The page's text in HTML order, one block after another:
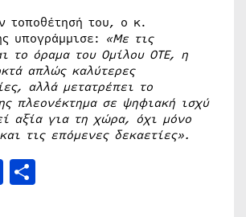
τοποθέτησή του, ο κ.
υπογράμμισε: «Με τις
το όραμα του Ομίλου ΟΤΕ, η
απλώς καλύτερες
αλλά μετατρέπει το
πλεονέκτημα σε ψηφιακή ισχύ
αξία για τη χώρα, όχι μόνο
τις επόμενες δεκαετίες».
Messenger